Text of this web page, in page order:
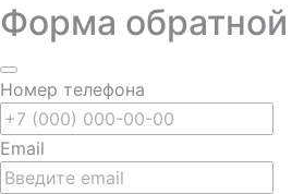
Форма обратной
Номер телефона
Email